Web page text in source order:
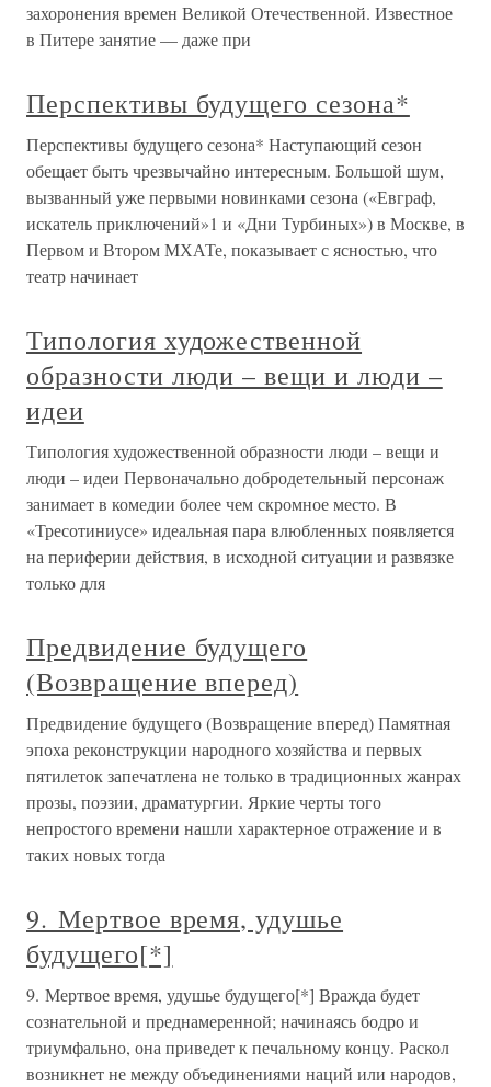
захоронения времен Великой Отечественной. Известное
в Питере занятие — даже при
Перспективы будущего сезона*
Перспективы будущего сезона* Наступающий сезон
обещает быть чрезвычайно интересным. Большой шум,
вызванный уже первыми новинками сезона («Евграф,
искатель приключений»1 и «Дни Турбиных») в Москве, в
Первом и Втором МХАТе, показывает с ясностью, что
театр начинает
Типология художественной
образности люди – вещи и люди –
идеи
Типология художественной образности люди – вещи и
люди – идеи Первоначально добродетельный персонаж
занимает в комедии более чем скромное место. В
«Тресотиниусе» идеальная пара влюбленных появляется
на периферии действия, в исходной ситуации и развязке
только для
Предвидение будущего
(Возвращение вперед)
Предвидение будущего (Возвращение вперед) Памятная
эпоха реконструкции народного хозяйства и первых
пятилеток запечатлена не только в традиционных жанрах
прозы, поэзии, драматургии. Яркие черты того
непростого времени нашли характерное отражение и в
таких новых тогда
9. Мертвое время, удушье
будущего[*]
9. Мертвое время, удушье будущего[*] Вражда будет
сознательной и преднамеренной; начинаясь бодро и
триумфально, она приведет к печальному концу. Раскол
возникнет не между объединениями наций или народов,